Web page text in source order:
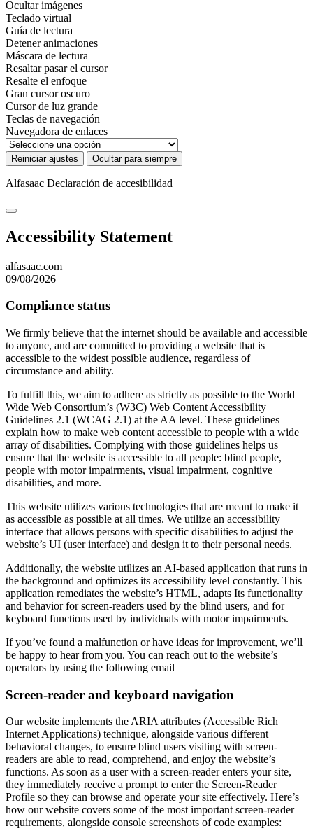
Ocultar imágenes
Teclado virtual
Guía de lectura
Detener animaciones
Máscara de lectura
Resaltar pasar el cursor
Resalte el enfoque
Gran cursor oscuro
Cursor de luz grande
Teclas de navegación
Navegadora de enlaces
Reiniciar ajustes Ocultar para siempre
Alfasaac Declaración de accesibilidad
Accessibility Statement
alfasaac.com
09/08/2026
Compliance status
We firmly believe that the internet should be available and accessible
to anyone, and are committed to providing a website that is
accessible to the widest possible audience, regardless of
circumstance and ability.
To fulfill this, we aim to adhere as strictly as possible to the World
Wide Web Consortium’s (W3C) Web Content Accessibility
Guidelines 2.1 (WCAG 2.1) at the AA level. These guidelines
explain how to make web content accessible to people with a wide
array of disabilities. Complying with those guidelines helps us
ensure that the website is accessible to all people: blind people,
people with motor impairments, visual impairment, cognitive
disabilities, and more.
This website utilizes various technologies that are meant to make it
as accessible as possible at all times. We utilize an accessibility
interface that allows persons with specific disabilities to adjust the
website’s UI (user interface) and design it to their personal needs.
Additionally, the website utilizes an AI-based application that runs in
the background and optimizes its accessibility level constantly. This
application remediates the website’s HTML, adapts Its functionality
and behavior for screen-readers used by the blind users, and for
keyboard functions used by individuals with motor impairments.
If you’ve found a malfunction or have ideas for improvement, we’ll
be happy to hear from you. You can reach out to the website’s
operators by using the following email
Screen-reader and keyboard navigation
Our website implements the ARIA attributes (Accessible Rich
Internet Applications) technique, alongside various different
behavioral changes, to ensure blind users visiting with screen-
readers are able to read, comprehend, and enjoy the website’s
functions. As soon as a user with a screen-reader enters your site,
they immediately receive a prompt to enter the Screen-Reader
Profile so they can browse and operate your site effectively. Here’s
how our website covers some of the most important screen-reader
requirements, alongside console screenshots of code examples: